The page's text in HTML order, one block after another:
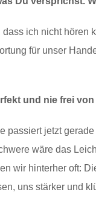
dass ich nicht
für unser
und nie frei
passiert jetzt
wäre das
wir hinterher oft:
uns stärker und